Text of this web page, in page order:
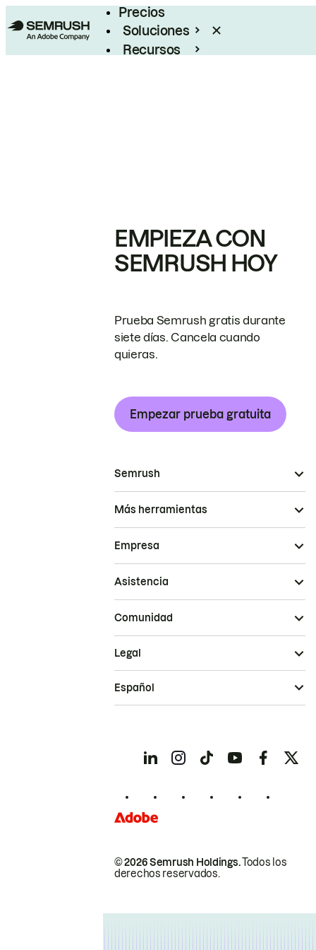
Precios
Soluciones
Recursos
EMPIEZA CON
SEMRUSH HOY
Prueba Semrush gratis durante
siete días. Cancela cuando
quieras.
Empezar prueba gratuita
Semrush
Más herramientas
Empresa
Asistencia
Comunidad
© 2026 Semrush Holdings.Todos los
derechos reservados.
Legal
Español